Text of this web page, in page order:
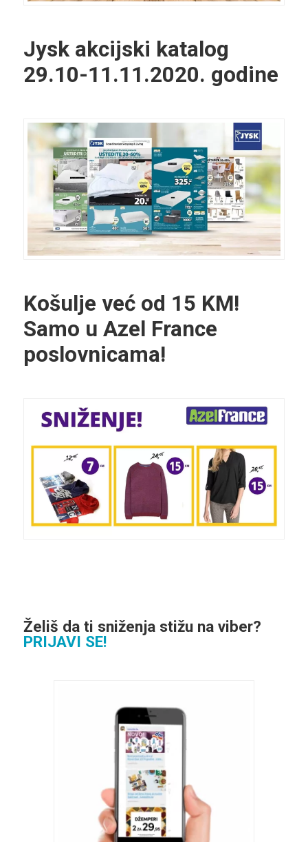
Jysk akcijski katalog
29.10-11.11.2020. godine
Košulje već od 15 KM!
Samo u Azel France
poslovnicama!
Želiš da ti sniženja stižu na viber?
PRIJAVI SE!